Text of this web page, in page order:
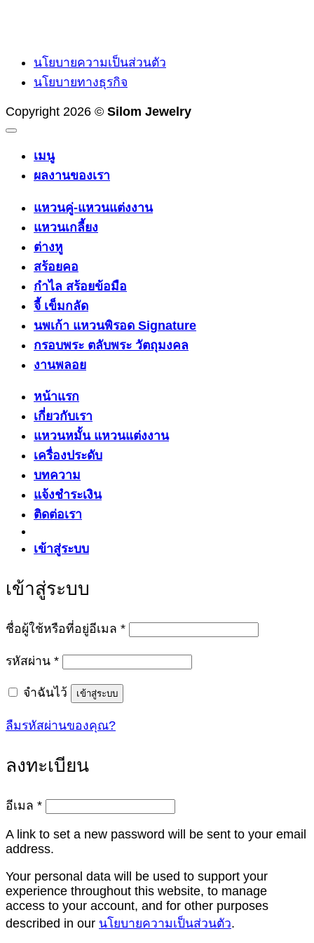
นโยบายความเป็นส่วนตัว
นโยบายทางธุรกิจ
Copyright 2026 © Silom Jewelry
เมนู
ผลงานของเรา
แหวนคู่-แหวนแต่งงาน
แหวนเกลี้ยง
ต่างหู
สร้อยคอ
กำไล สร้อยข้อมือ
จี้ เข็มกลัด
นพเก้า แหวนพิรอด Signature
กรอบพระ ตลับพระ วัตถุมงคล
งานพลอย
หน้าแรก
เกี่ยวกับเรา
แหวนหมั้น แหวนแต่งงาน
เครื่องประดับ
บทความ
แจ้งชำระเงิน
ติดต่อเรา
เข้าสู่ระบบ
เข้าสู่ระบบ
ชื่อผู้ใช้หรือที่อยู่อีเมล *ต้องการ
รหัสผ่าน *ต้องการ
จำฉันไว้ เข้าสู่ระบบ
ลืมรหัสผ่านของคุณ?
ลงทะเบียน
อีเมล *ต้องการ
A link to set a new password will be sent to your email
address.
Your personal data will be used to support your
experience throughout this website, to manage
access to your account, and for other purposes
described in our นโยบายความเป็นส่วนตัว.